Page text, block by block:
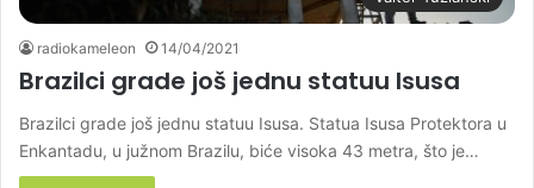
radiokameleon 14/04/2021
Brazilci grade još jednu statuu Isusa
Brazilci grade još jednu statuu Isusa. Statua Isusa Protektora u
Enkantadu, u južnom Brazilu, biće visoka 43 metra, što je…